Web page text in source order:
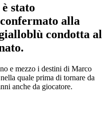
stato
alla
condotta al
e mezzo i destini di Marco
quale prima di tornare da
anche da giocatore.